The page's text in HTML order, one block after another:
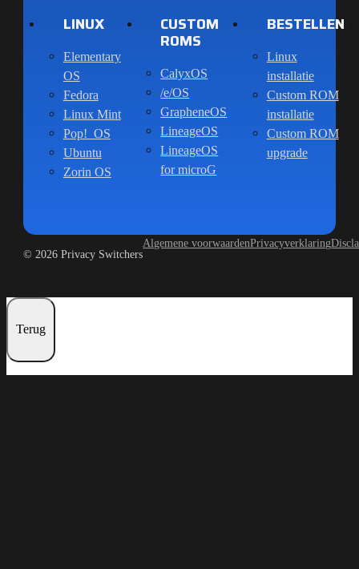
LINUX
Elementary
OS
Fedora
Linux Mint
Pop!_OS
Ubuntu
Zorin OS
CUSTOM
ROMS
CalyxOS
/e/OS
GrapheneOS
LineageOS
LineageOS
for microG
BESTELLEN
Linux
installatie
Custom ROM
installatie
Custom ROM
upgrade
© 2026 Privacy Switchers
Algemene voorwaardenPrivacyverklaring
Terug